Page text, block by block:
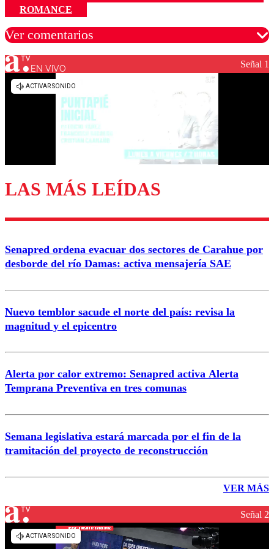
ROMANCE
Ver comentarios
Los comentarios son moderados para garantizar un
Enviar comentario
EN VIVO Señal 1
LAS MÁS LEÍDAS
Senapred ordena evacuar dos sectores de Carahue por
desborde del río Damas: activa mensajería SAE
Nuevo temblor sacude el norte del país: revisa la
magnitud y el epicentro
Alerta por calor extremo: Senapred activa Alerta
Temprana Preventiva en tres comunas
Semana legislativa estará marcada por el fin de la
tramitación del proyecto de reconstrucción
VER MÁS
Señal 2